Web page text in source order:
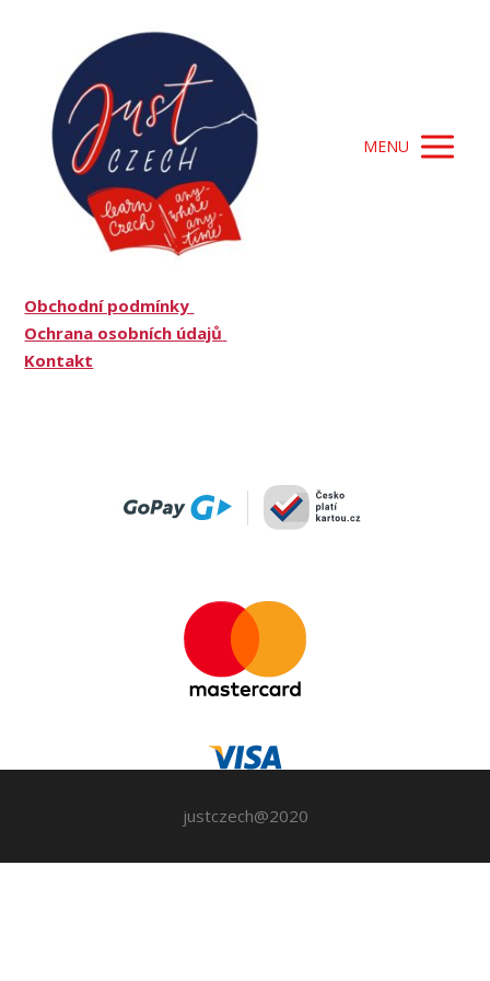
MENU
Obchodní podmínky
Ochrana osobních údajů
Kontakt
justczech@2020